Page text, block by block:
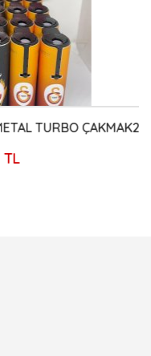
İ-LİGHTER Y-434 GS LİSANSLI METAL TURBO ÇAKMAK24`LÜ